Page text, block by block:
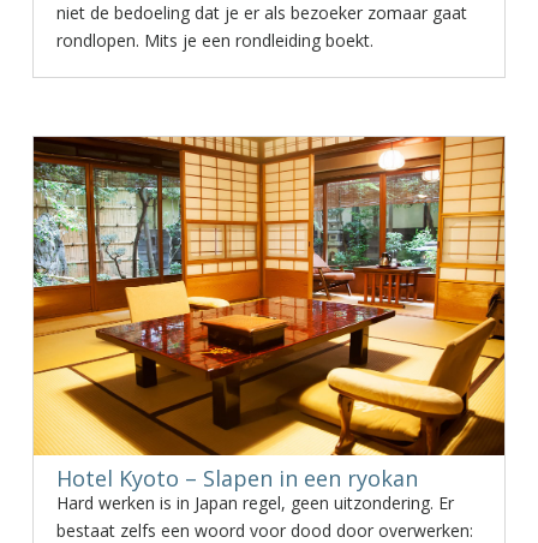
niet de bedoeling dat je er als bezoeker zomaar gaat
rondlopen. Mits je een rondleiding boekt.
Hotel Kyoto – Slapen in een ryokan
Hard werken is in Japan regel, geen uitzondering. Er
bestaat zelfs een woord voor dood door overwerken: